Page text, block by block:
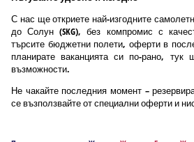
С нас ще откриете най-изгодните
до Солун (SKG), без компромис с
търсите бюджетни полети, оферти в
планирате ваканцията си по-рано, тук
възможности.
Не чакайте последния момент –
се възползвайте от специални оферти и